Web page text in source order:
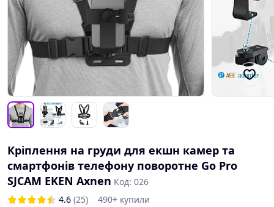
Кріплення на груди для екшн камер та
смартфонів телефону поворотне Go Pro
SJCAM EKEN Axnen Код: 026
4.6 (25)
490+ купили